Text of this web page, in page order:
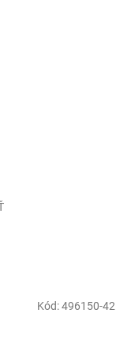
Kód:496150-42